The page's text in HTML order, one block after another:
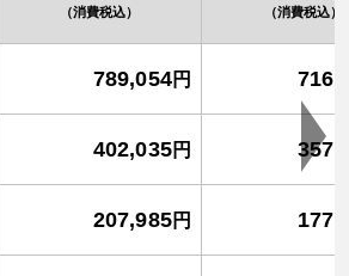
（消費税込） （消費税込）
789,054円
402,035円
207,985円